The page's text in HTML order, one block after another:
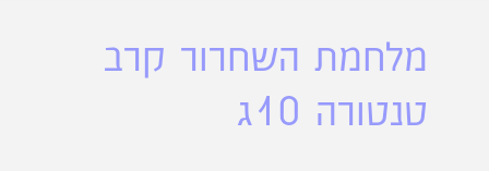
מלחמת השחרור קרב
טנטורה 10ג